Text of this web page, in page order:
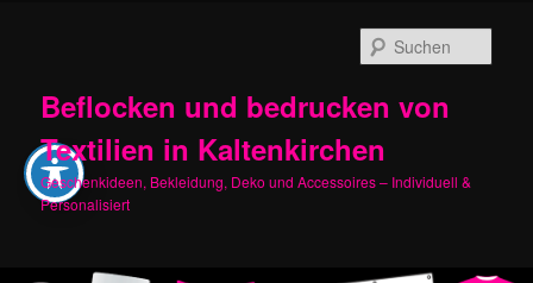
Beflocken und bedrucken von
Textilien in Kaltenkirchen
Geschenkideen, Bekleidung, Deko und Accessoires – Individuell &
Personalisiert